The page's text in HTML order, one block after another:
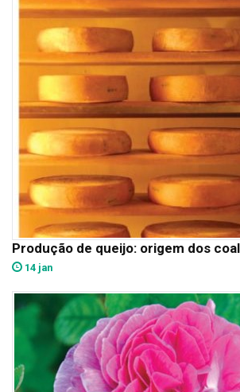
Produção de queijo: origem dos
14 jan